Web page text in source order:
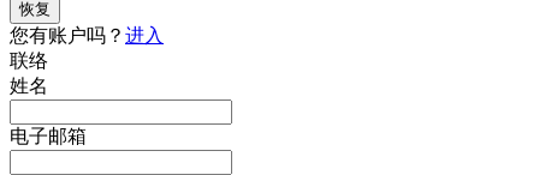
恢复
您有账户吗？ 进入
联络
姓名
电子邮箱